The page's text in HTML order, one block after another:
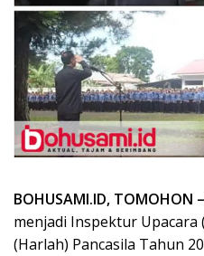
BOHUSAMI.ID, TOMOHON –
menjadi Inspektur
(Harlah) Pancasila Tahun